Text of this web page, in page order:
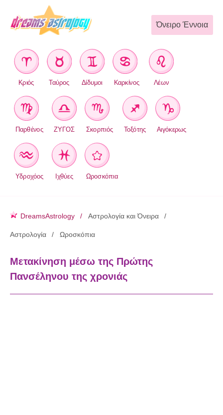
Όνειρο Έννοια
Κριός Ταύρος Δίδυμοι Καρκίνος Λέων
Παρθένος ΖΥΓΟΣ Σκορπιός Τοξότης Αιγόκερως
Υδροχόος Ιχθύες Ωροσκόπια
DreamsAstrology Αστρολογία και Όνειρα
Αστρολογία Ωροσκόπια
Μετακίνηση μέσω της Πρώτης
Πανσέληνου της χρονιάς